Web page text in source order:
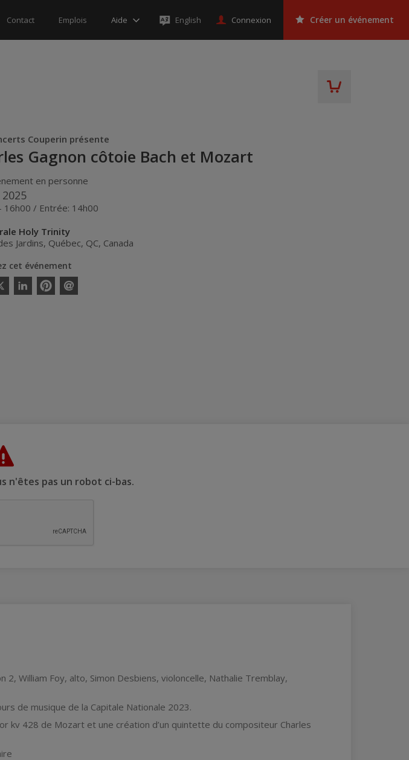
Contact Emplois Aide English Connexion Créer un événement
Couperin présente
Gagnon côtoie Bach et Mozart
en personne
16h00 / Entrée: 14h00
Holy Trinity
Jardins, Québec, QC, Canada
cet événement
LinkedinPinterestEnvoyer
n'êtes pas un robot ci-bas.
2, William Foy, alto, Simon Desbiens, violoncelle, Nathalie Tremblay,
de musique de la Capitale Nationale 2023.
kv 428 de Mozart et une création d’un quintette du compositeur Charles